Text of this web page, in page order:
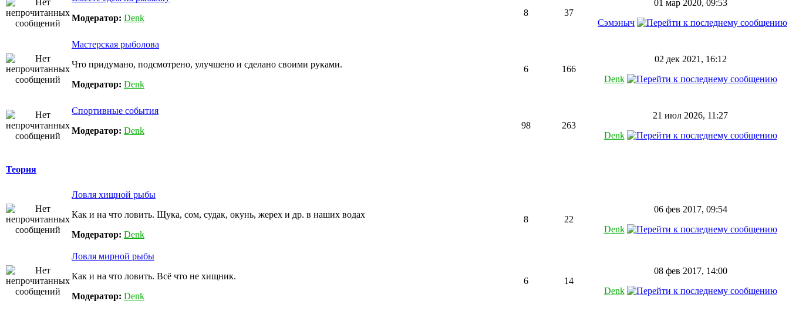
Модератор: Denk
8 37
01 мар 2020, 09:53
Сэмэныч
Мастерская рыболова
Что придумано, подсмотрено, улучшено и сделано своими руками.
Модератор: Denk
6 166
02 дек 2021, 16:12
Denk
Спортивные события
Модератор: Denk
98 263
21 июл 2026, 11:27
Denk
Теория
Ловля хищной рыбы
Как и на что ловить. Щука, сом, судак, окунь, жерех и др. в наших водах
Модератор: Denk
8 22
06 фев 2017, 09:54
Denk
Ловля мирной рыбы
Как и на что ловить. Всё что не хищник.
Модератор: Denk
6 14
08 фев 2017, 14:00
Denk